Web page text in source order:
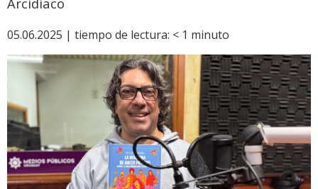
05.06.2025 | tiempo de lectura: < 1 minuto